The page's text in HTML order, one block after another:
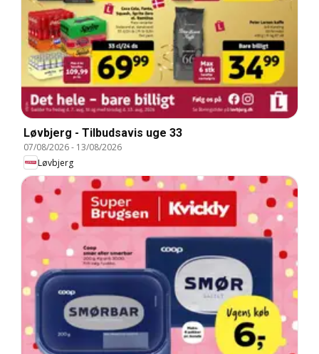
Løvbjerg - Tilbudsavis uge 33
07/08/2026- 13/08/2026
Løvbjerg